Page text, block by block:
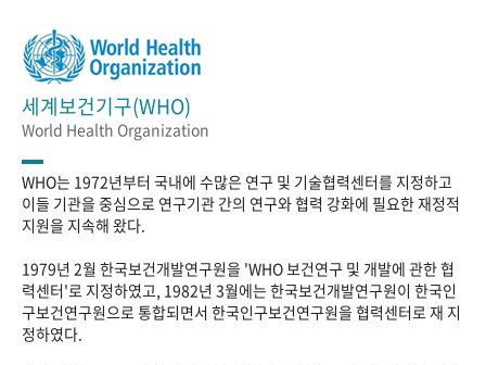
세계보건기구(WHO)
World Health Organization
WHO는 1972년부터 국내에 수많은 연구 및 기술협력센터를 지정하고
이들 기관을 중심으로 연구기관 간의 연구와 협력 강화에 필요한 재정적
지원을 지속해 왔다.
1979년 2월 한국보건개발연구원을 'WHO 보건연구 및 개발에 관한 협
력센터'로 지정하였고, 1982년 3월에는 한국보건개발연구원이 한국인
구보건연구원으로 통합되면서 한국인구보건연구원을 협력센터로 재 지
정하였다.